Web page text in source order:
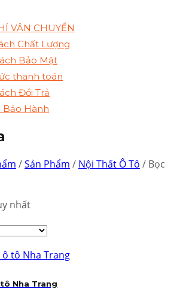
VẬN CHUYỂN
Chất Lượng
Bảo Mật
thanh toán
Đổi Trả
Bảo Hành
/Sản Phẩm / Nội Thất Ô Tô / Bọc
nhất
Nha Trang